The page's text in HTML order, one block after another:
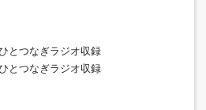
とつなぎラジオ収録
とつなぎラジオ収録